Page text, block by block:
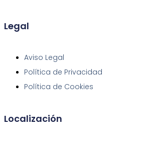
Legal
Aviso Legal
Política de Privacidad
Política de Cookies
Localización